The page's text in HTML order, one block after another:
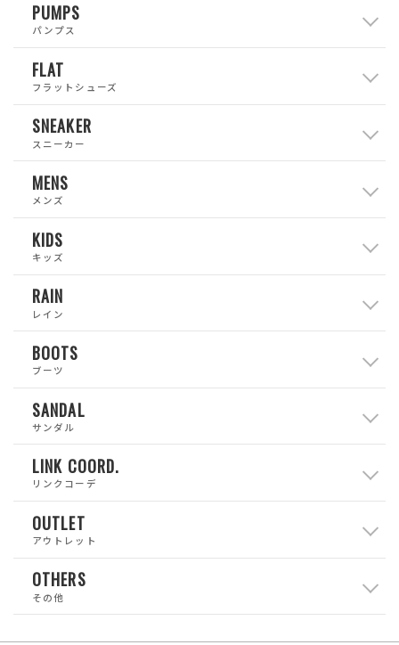
PUMPS
パンプス
FLAT
フラットシューズ
SNEAKER
スニーカー
MENS
メンズ
KIDS
キッズ
RAIN
レイン
BOOTS
ブーツ
SANDAL
サンダル
LINK COORD.
リンクコーデ
OUTLET
アウトレット
OTHERS
その他